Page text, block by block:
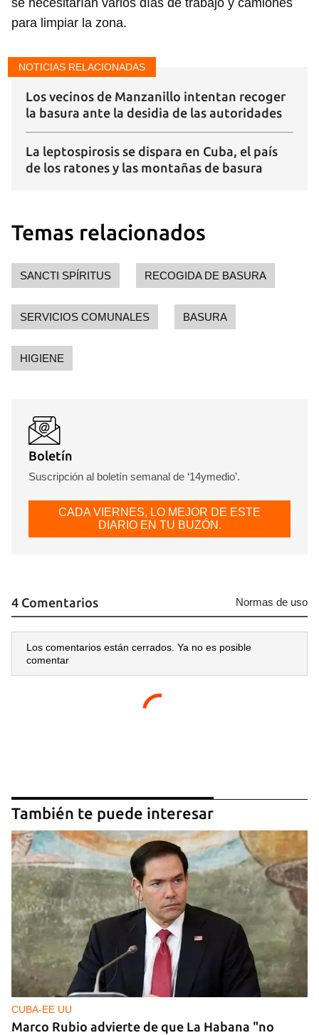
Guardar como favorito
iniciar sesión con tu cuenta de 14ymedio.
se necesitarían varios días de trabajo y camiones
para limpiar la zona.
NOTICIAS RELACIONADAS
Los vecinos de Manzanillo intentan recoger
la basura ante la desidia de las autoridades
La leptospirosis se dispara en Cuba, el país
de los ratones y las montañas de basura
Temas relacionados
SANCTI SPÍRITUS RECOGIDA DE BASURA
SERVICIOS COMUNALES BASURA
HIGIENE
Boletín
Suscripción al boletín semanal de ‘14ymedio’.
CADA VIERNES, LO MEJOR DE ESTE
DIARIO EN TU BUZÓN.
4 Comentarios Normas de uso
Los comentarios están cerrados. Ya no es posible
comentar
También te puede interesar
CUBA-EE UU
Marco Rubio advierte de que La Habana "no